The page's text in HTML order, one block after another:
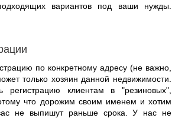
вариантов под ваши нужды.
по конкретному адресу (не важно,
только хозяин данной недвижимости.
клиентам в "резиновых",
что дорожим своим именем и хотим
не выпишут раньше срока. У нас не